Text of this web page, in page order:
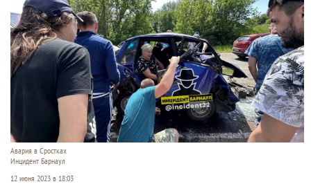
Авария в Сростках
Инцидент Барнаул
12 июня 2023 в 18:03